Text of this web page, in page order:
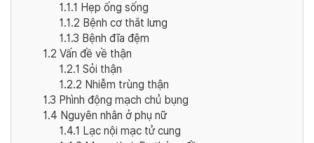
1.1.1 Hẹp ống sống
1.1.2 Bệnh cơ thắt lưng
1.1.3 Bệnh đĩa đệm
1.2 Vấn đề về thận
1.2.1 Sỏi thận
1.2.2 Nhiễm trùng thận
1.3 Phình động mạch chủ bụng
1.4 Nguyên nhân ở phụ nữ
1.4.1 Lạc nội mạc tử cung